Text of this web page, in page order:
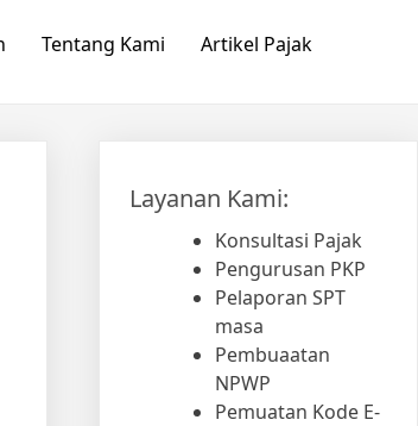
Tentang Kami Artikel Pajak
Layanan Kami:
Konsultasi Pajak
Pengurusan PKP
Pelaporan SPT
masa
Pembuaatan
NPWP
Pemuatan Kode E-